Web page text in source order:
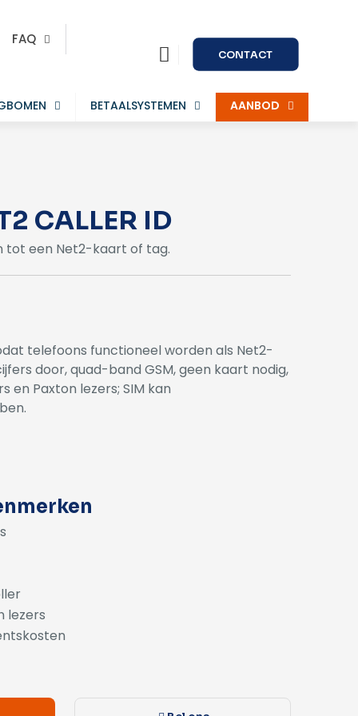
FAQ
CONTACT
BETAALSYSTEMEN AANBOD
CALLER ID
tot een Net2-kaart of tag.
telefoons functioneel worden als Net2-
door, quad-band GSM, geen kaart nodig,
Paxton lezers; SIM kan
lezers